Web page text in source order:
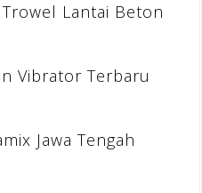
Lantai Beton
Vibrator Terbaru
Jawa Tengah